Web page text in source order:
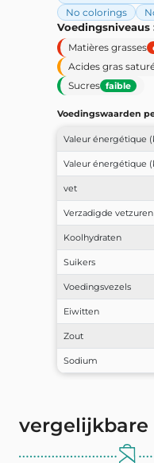
No colorings
Voedingsniveaus
Matières grasses
Acides gras
Sucres faible
Voedingswaarden
Valeur énergétique
Valeur énergétique
vet
Verzadigde vetzuren
Koolhydraten
Suikers
Voedingsvezels
Eiwitten
Zout
Sodium